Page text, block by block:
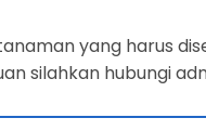
yang harus
silahkan hubungi